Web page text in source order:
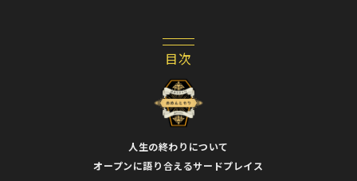
人生の終わりについて
オープンに語り合えるサードプレイス